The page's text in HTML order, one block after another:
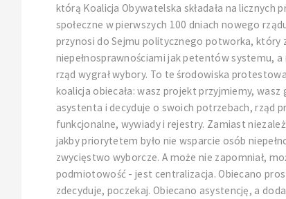
którą Koalicja Obywatelska składała na
społeczne w pierwszych 100 dniach nowego
przynosi do Sejmu politycznego potworka, który
niepełnosprawnościami jak petentów systemu,
rząd wygrał wybory. To te środowiska
koalicja obiecała: wasz projekt przyjmiemy,
asystenta i decyduje o swoich potrzebach, rząd
funkcjonalne, wywiady i rejestry. Zamiast
jakby priorytetem było nie wsparcie osób
zwycięstwo wyborcze. A może nie zapomniał,
podmiotowość - jest centralizacja. Obiecano
zdecyduje, poczekaj. Obiecano asystencję, a